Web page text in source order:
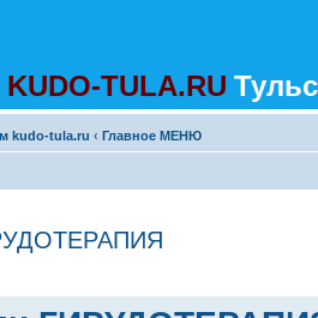
KUDO-TULA.RU
kudo-tula.ru ‹ Главное МЕНЮ